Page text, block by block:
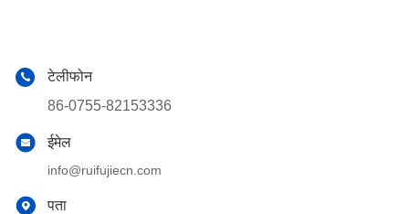
टेलीफोन
86-0755-82153336
ईमेल
info@ruifujiecn.com
पता